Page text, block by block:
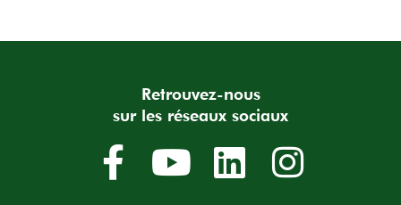
It seems we can't find what you're looking for.
Retrouvez-nous
sur les réseaux sociaux